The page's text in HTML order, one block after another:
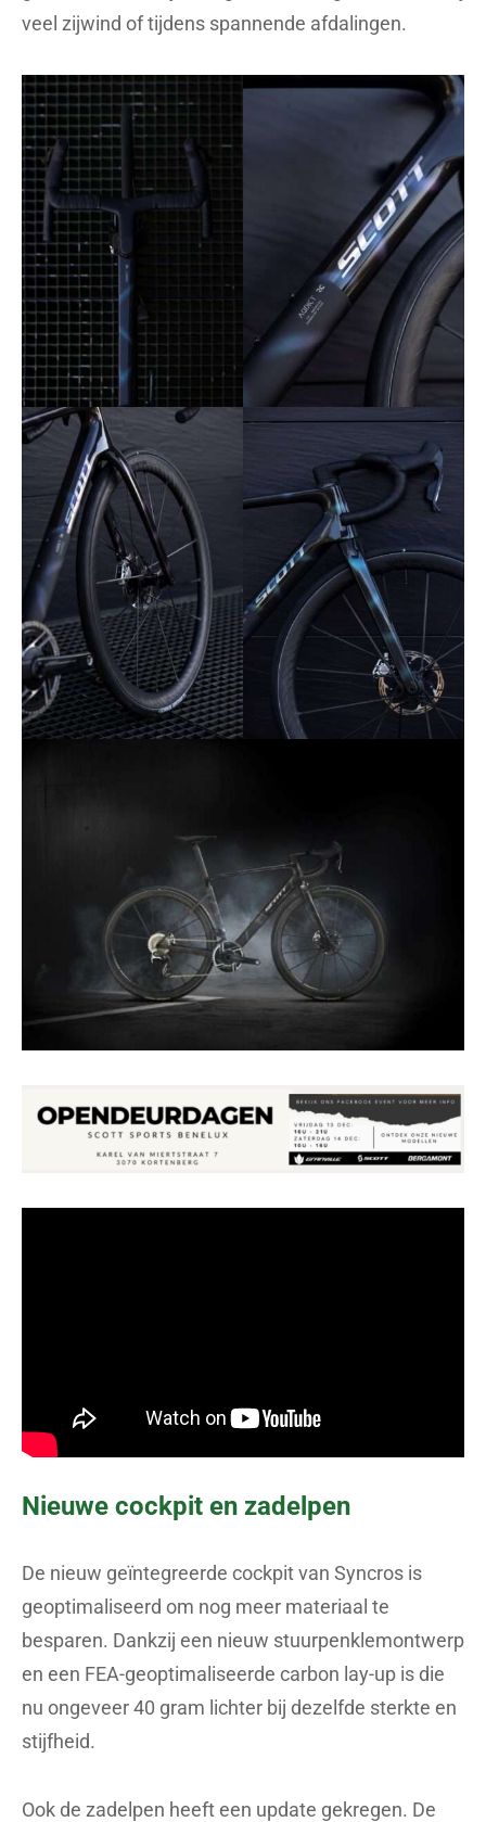
veel zijwind of tijdens spannende afdalingen.
Nieuwe cockpit en zadelpen
De nieuw geïntegreerde cockpit van Syncros is
geoptimaliseerd om nog meer materiaal te
besparen. Dankzij een nieuw stuurpenklemontwerp
en een FEA-geoptimaliseerde carbon lay-up is die
nu ongeveer 40 gram lichter bij dezelfde sterkte en
stijfheid.
Ook de zadelpen heeft een update gekregen. De